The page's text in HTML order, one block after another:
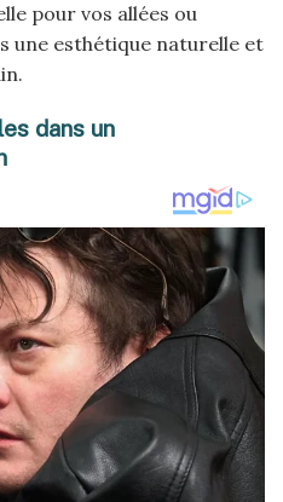
pour vos allées ou
une esthétique naturelle et
dans un